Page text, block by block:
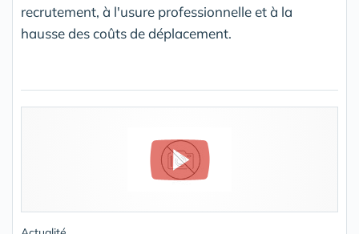
recrutement, à l'usure professionnelle et à la
hausse des coûts de déplacement.